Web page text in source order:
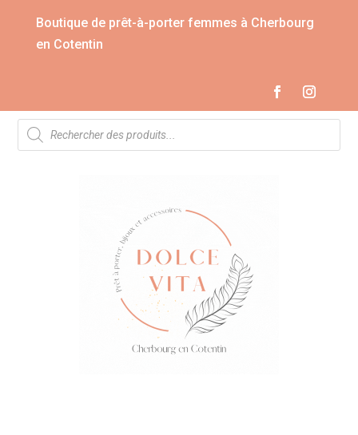
Boutique de prêt-à-porter femmes à Cherbourg
en Cotentin
Recherche
de
produits